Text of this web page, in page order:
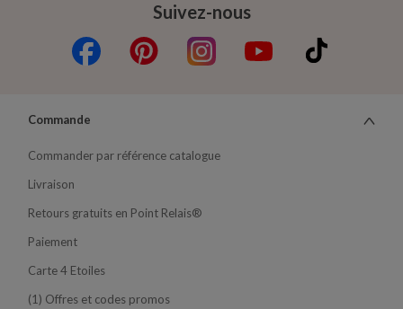
Suivez-nous
Commande
Commander par référence catalogue
Livraison
Retours gratuits en Point Relais®
Paiement
Carte 4 Etoiles
(1) Offres et codes promos